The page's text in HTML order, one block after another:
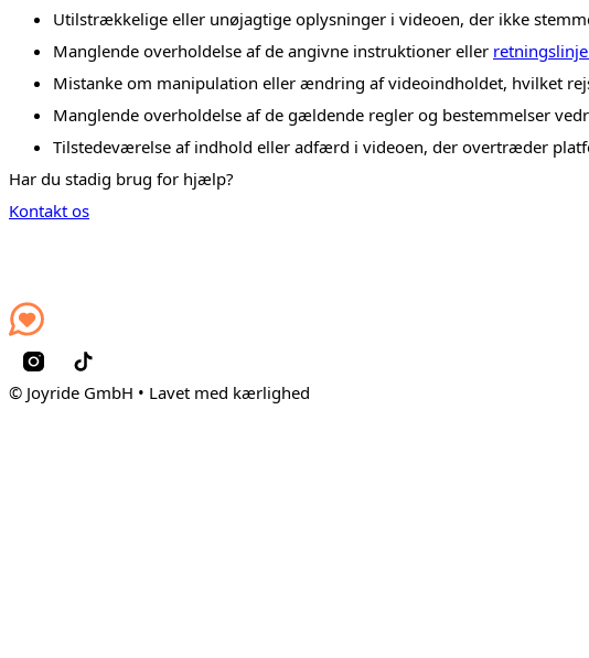
Utilstrækkelige eller unøjagtige oplysninger i videoen, der ikke
Manglende overholdelse af de angivne instruktioner eller
Mistanke om manipulation eller ændring af videoindholdet, hvilket
Manglende overholdelse af de gældende regler og bestemmelser
Tilstedeværelse af indhold eller adfærd i videoen, der overtræder
Har du stadig brug for hjælp?
Kontakt os
© Joyride GmbH • Lavet med kærlighed